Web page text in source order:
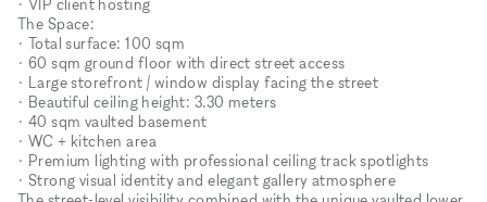
The Space:
• Total surface: 100 sqm
• 60 sqm ground floor with direct street access
• Large storefront / window display facing the street
• Beautiful ceiling height: 3.30 meters
• 40 sqm vaulted basement
• WC + kitchen area
• Premium lighting with professional ceiling track spotlights
• Strong visual identity and elegant gallery atmosphere